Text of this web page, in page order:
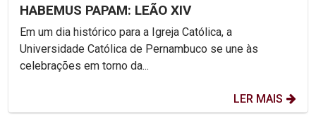
HABEMUS PAPAM: LEÃO XIV
Em um dia histórico para a Igreja Católica, a
Universidade Católica de Pernambuco se une às
celebrações em torno da...
LER MAIS